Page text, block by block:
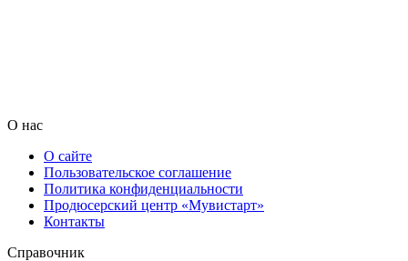
О нас
О сайте
Пользовательское соглашение
Политика конфиденциальности
Продюсерский центр «Мувистарт»
Контакты
Справочник